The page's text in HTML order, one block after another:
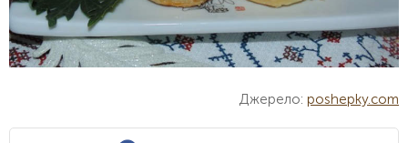
Джерело: poshepky.com